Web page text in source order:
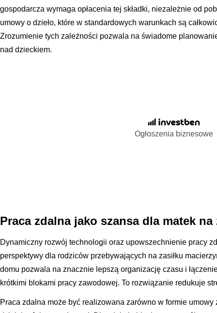
gospodarcza wymaga opłacenia tej składki, niezależnie od
umowy o dzieło, które w standardowych warunkach są
Zrozumienie tych zależności pozwala na świadome
nad dzieckiem.
Ogłoszenia biznesowe
Praca zdalna jako szansa dla matek
Dynamiczny rozwój technologii oraz upowszechnienie pracy
perspektywy dla rodziców przebywających na zasiłku
domu pozwala na znacznie lepszą organizację czasu i
krótkimi blokami pracy zawodowej. To rozwiązanie redukuje
Praca zdalna może być realizowana zarówno w formie umowy